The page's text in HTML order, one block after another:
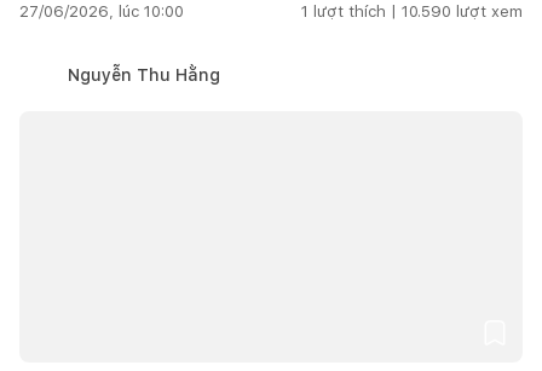
27/06/2026, lúc 10:00 1 lượt thích | 10.590 lượt xem
Nguyễn Thu Hằng